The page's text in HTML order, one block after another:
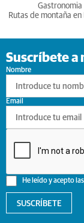
Gastronomia
Rutas de montaña en
Suscríbete a
Nombre
He leído y acepto las
Email
SUSCRÍBETE